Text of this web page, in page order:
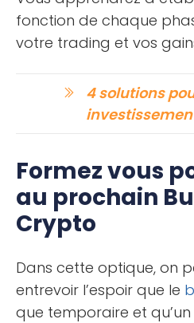
fonction de chaque
votre trading et vos
4 solutions
Formez vous
au prochain
Crypto
Dans cette optique, on
entrevoir l’espoir que le
que temporaire et qu’un